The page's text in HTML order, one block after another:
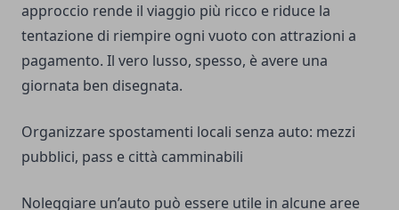
approccio rende il viaggio più ricco e riduce la
tentazione di riempire ogni vuoto con attrazioni a
pagamento. Il vero lusso, spesso, è avere una
giornata ben disegnata.
Organizzare spostamenti locali senza auto: mezzi
pubblici, pass e città camminabili
Noleggiare un’auto può essere utile in alcune aree